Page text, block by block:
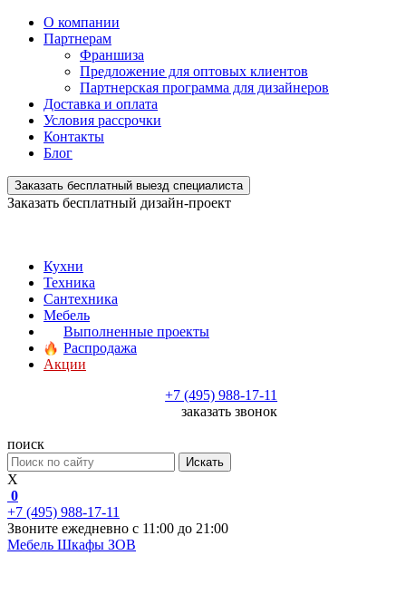
О компании
Партнерам
Франшиза
Предложение для оптовых клиентов
Партнерская программа для дизайнеров
Доставка и оплата
Условия рассрочки
Контакты
Блог
Заказать бесплатный выезд специалиста
Заказать бесплатный дизайн-проект
Кухни
Техника
Сантехника
Мебель
Выполненные проекты
Распродажа
Акции
+7 (495) 988-17-11
заказать звонок
поиск
Искать
X
0
+7 (495) 988-17-11
Звоните ежедневно с 11:00 до 21:00
Мебель Шкафы ЗОВ